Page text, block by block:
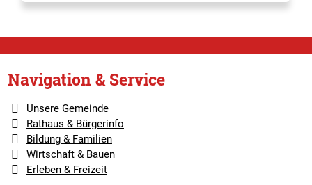
Navigation & Service
Unsere Gemeinde
Rathaus & Bürgerinfo
Bildung & Familien
Wirtschaft & Bauen
Erleben & Freizeit